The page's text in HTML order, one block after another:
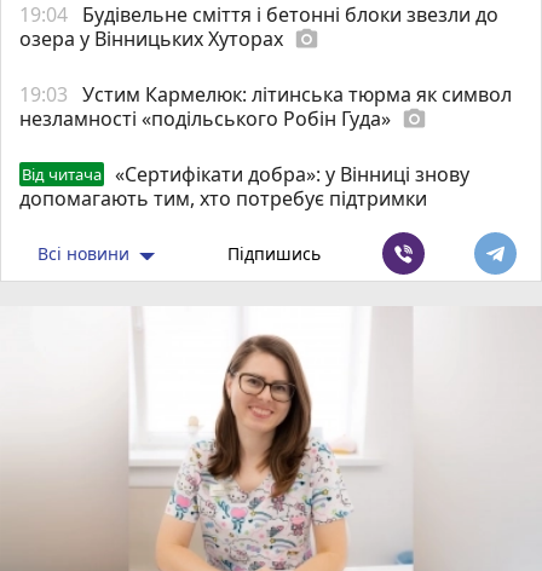
19:04 Будівельне сміття і бетонні блоки звезли до
озера у Вінницьких Хуторах photo_camera
19:03 Устим Кармелюк: літинська тюрма як символ
незламності «подільського Робін Гуда» photo_camera
Від читача
«Сертифікати добра»: у Вінниці знову
допомагають тим, хто потребує підтримки
Всі новини Підпишись